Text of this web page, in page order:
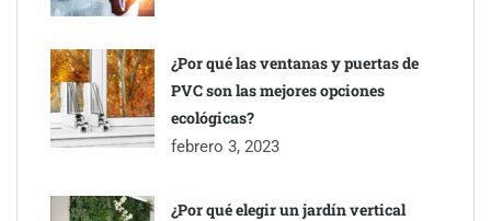
¿Por qué las ventanas y puertas de
PVC son las mejores opciones
ecológicas?
febrero 3, 2023
¿Por qué elegir un jardín vertical